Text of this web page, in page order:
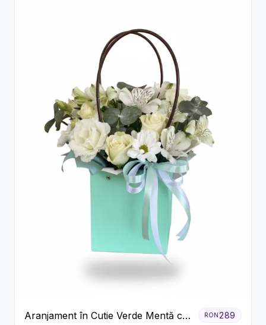
Aranjament în Cutie Verde Mentă cu
RON 289